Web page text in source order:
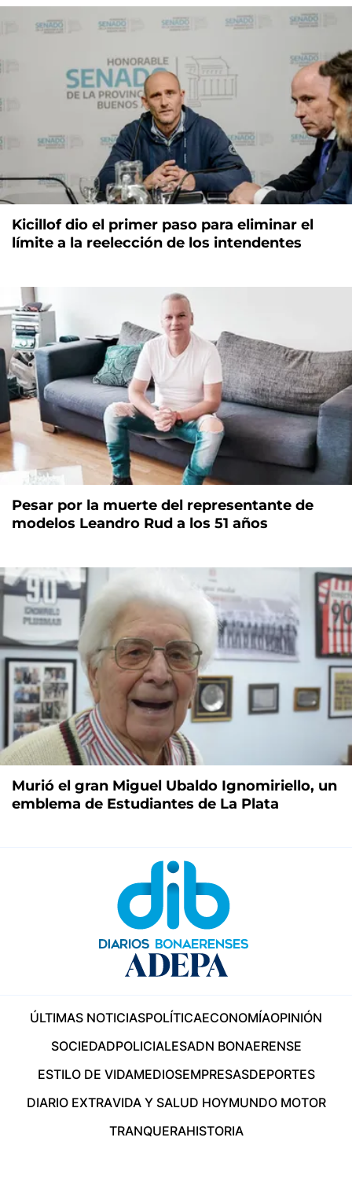
Kicillof dio el primer paso para eliminar el
límite a la reelección de los intendentes
Pesar por la muerte del representante de
modelos Leandro Rud a los 51 años
Murió el gran Miguel Ubaldo Ignomiriello, un
emblema de Estudiantes de La Plata
ÚLTIMAS NOTICIASPOLÍTICAECONOMÍAOPINIÓN
SOCIEDADPOLICIALESADN BONAERENSE
ESTILO DE VIDAMEDIOSEMPRESASDEPORTES
DIARIO EXTRAVIDA Y SALUD HOYMUNDO MOTOR
TRANQUERAHISTORIA